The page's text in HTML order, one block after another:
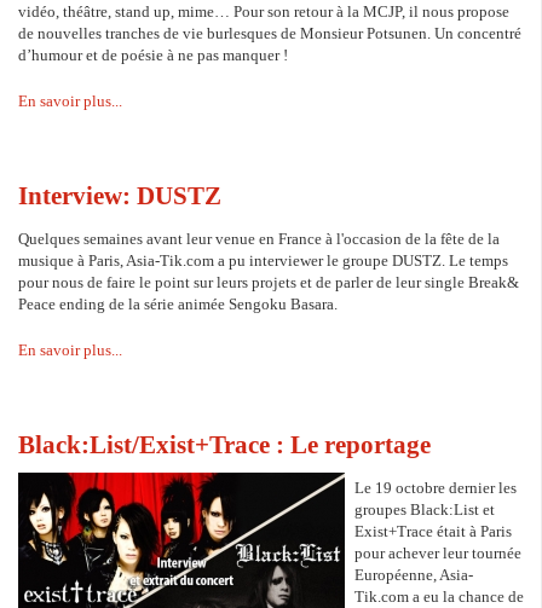
vidéo, théâtre, stand up, mime… Pour son retour à la MCJP, il nous propose
de nouvelles tranches de vie burlesques de Monsieur Potsunen. Un concentré
d’humour et de poésie à ne pas manquer !
En savoir plus...
Interview: DUSTZ
Quelques semaines avant leur venue en France à l'occasion de la fête de la
musique à Paris, Asia-Tik.com a pu interviewer le groupe DUSTZ. Le temps
pour nous de faire le point sur leurs projets et de parler de leur single Break&
Peace ending de la série animée Sengoku Basara.
En savoir plus...
Black:List/Exist+Trace : Le reportage
Le 19 octobre dernier les
groupes Black:List et
Exist+Trace était à Paris
pour achever leur tournée
Européenne, Asia-
Tik.com a eu la chance de